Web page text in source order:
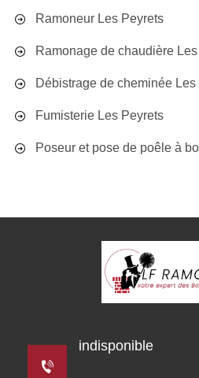
Ramoneur Les Peyrets
Ramonage de chaudière
Débistrage de cheminée Les
Fumisterie Les Peyrets
Poseur et pose de poêle à
indisponible